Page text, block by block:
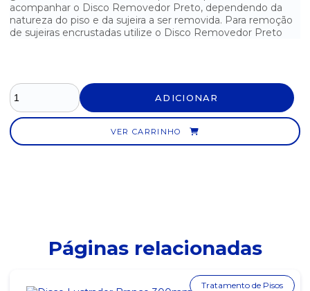
LIMPA PEDRA DVISÃO - 5 LITROS
LIMPA PISOS START - 5 LITROS
LIMPA PORCELANATO AZULIM 5 LITROS LAVANDA
acompanhar o Disco Removedor Preto, dependendo da
natureza do piso e da sujeira a ser removida. Para remoção
de sujeiras encrustadas utilize o Disco Removedor Preto
ADICIONAR
VER CARRINHO
Páginas relacionadas
Tratamento de Pisos